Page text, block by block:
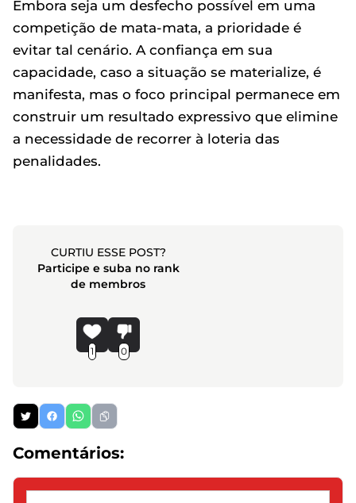
Embora seja um desfecho possível em uma
competição de mata-mata, a prioridade é
evitar tal cenário. A confiança em sua
capacidade, caso a situação se materialize, é
manifesta, mas o foco principal permanece em
construir um resultado expressivo que elimine
a necessidade de recorrer à loteria das
penalidades.
CURTIU ESSE POST?
Participe e suba no rank
de membros
1 0
Comentários: